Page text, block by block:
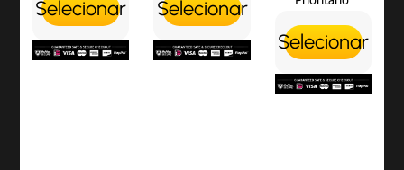
Selecionar Selecionar
Selecionar